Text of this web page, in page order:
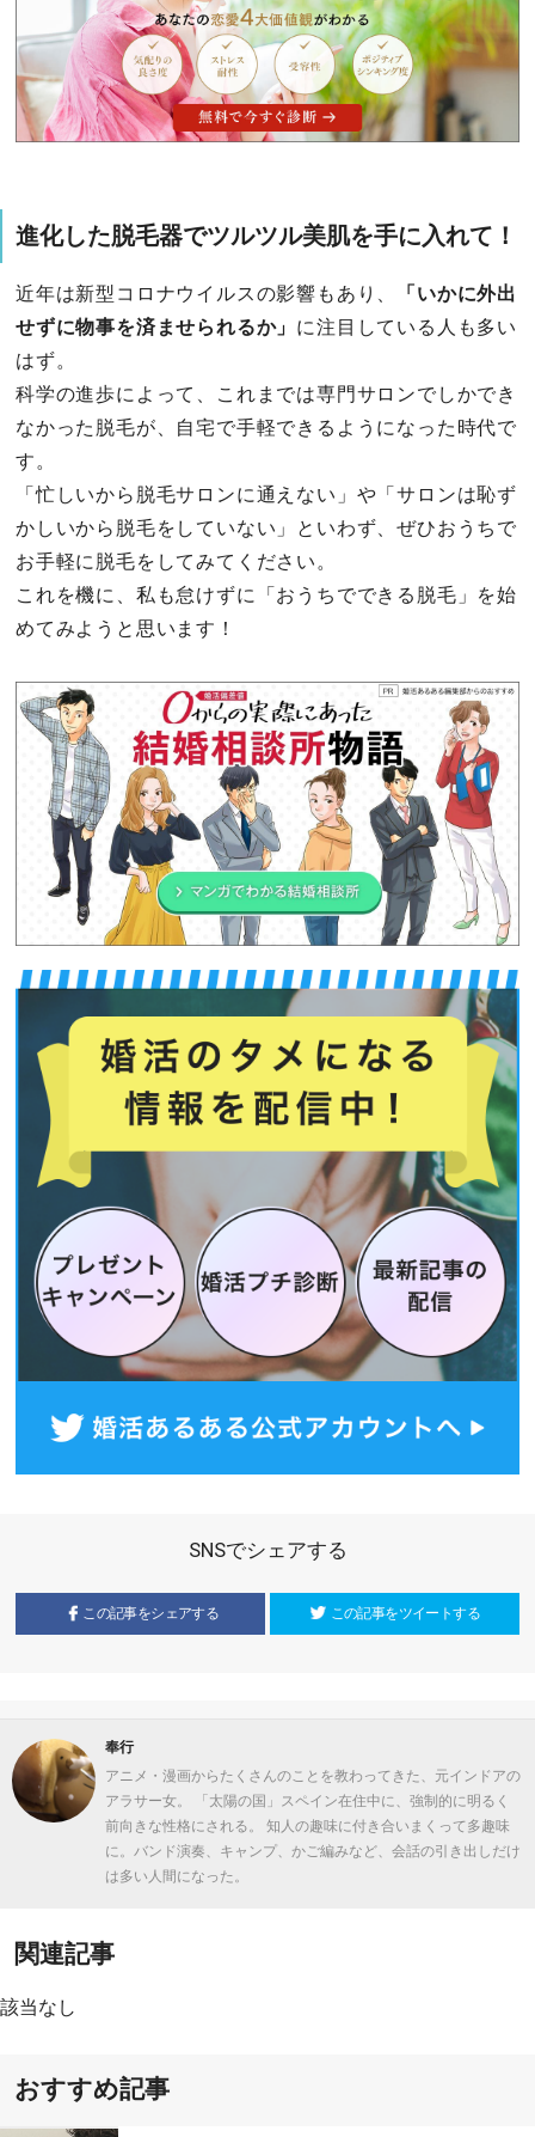
進化した脱毛器でツルツル美肌を手に入れて！
近年は新型コロナウイルスの影響もあり、
「いかに外出
せずに物事を済ませられるか」 に注目している人も多い
はず。
科学の進歩によって、これまでは専門サロンでしかでき
なかった脱毛が、自宅で手軽できるようになった時代で
す。
「忙しいから脱毛サロンに通えない」や「サロンは恥ず
かしいから脱毛をしていない」といわず、ぜひおうちで
お手軽に脱毛をしてみてください。
これを機に、私も怠けずに「おうちでできる脱毛」を始
めてみようと思います！
SNSでシェアする
この記事をシェアする この記事をツイートする
奉行
アニメ・漫画からたくさんのことを教わってきた、元インドアの
アラサー女。 「太陽の国」スペイン在住中に、強制的に明るく
前向きな性格にされる。 知人の趣味に付き合いまくって多趣味
に。バンド演奏、キャンプ、かご編みなど、会話の引き出しだけ
は多い人間になった。
関連記事
該当なし
おすすめ記事